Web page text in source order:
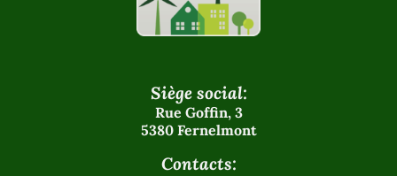
Siège social:
Rue Goffin, 3
5380 Fernelmont
Contacts: